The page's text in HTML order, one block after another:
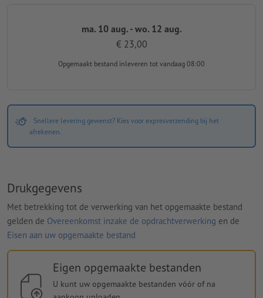
ma. 10 aug. - wo. 12 aug.
€ 23,00
Opgemaakt bestand inleveren tot vandaag 08:00
Snellere levering gewenst? Kies voor expresverzending bij het
afrekenen.
Drukgegevens
Met betrekking tot de verwerking van het opgemaakte bestand
gelden de Overeenkomst inzake de opdrachtverwerking en de
Eisen aan uw opgemaakte bestand
Eigen opgemaakte bestanden
U kunt uw opgemaakte bestanden vóór of na